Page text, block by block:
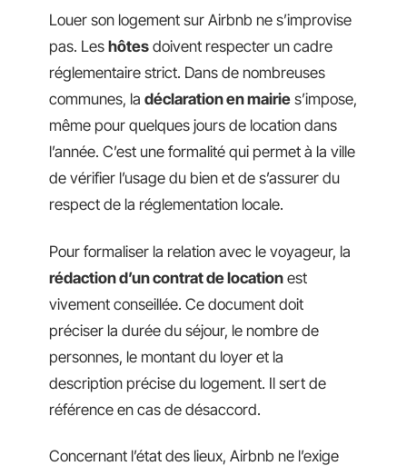
Louer son logement sur Airbnb ne s’improvise
pas. Les hôtes doivent respecter un cadre
réglementaire strict. Dans de nombreuses
communes, la déclaration en mairie s’impose,
même pour quelques jours de location dans
l’année. C’est une formalité qui permet à la ville
de vérifier l’usage du bien et de s’assurer du
respect de la réglementation locale.
Pour formaliser la relation avec le voyageur, la
rédaction d’un contrat de location est
vivement conseillée. Ce document doit
préciser la durée du séjour, le nombre de
personnes, le montant du loyer et la
description précise du logement. Il sert de
référence en cas de désaccord.
Concernant l’état des lieux, Airbnb ne l’exige